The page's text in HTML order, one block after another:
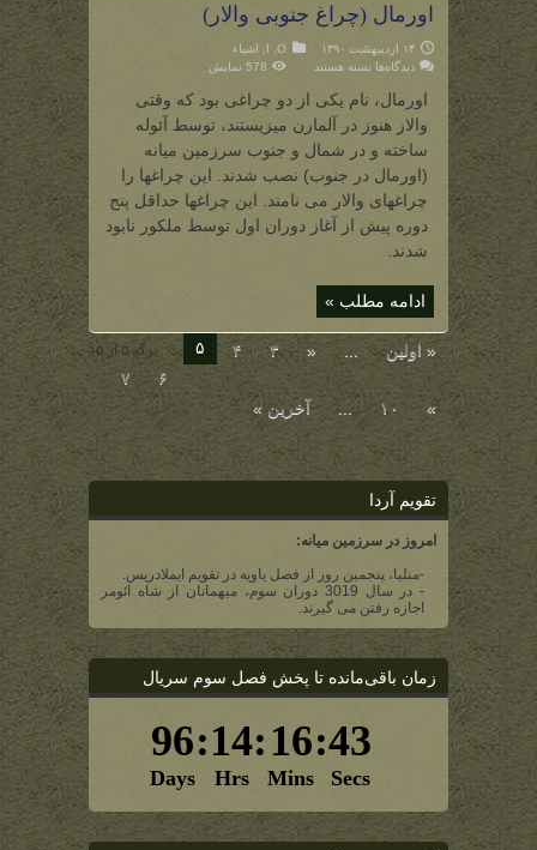
اورمال (چراغ جنوبی والار)
۱۴ اردیبهشت ۱۳۹۰ O ا
اشیاء
دیدگاه‌ها برای
(چراغ
جنوبی
بسته هستند 578 نمایش
اورمال، نام یکی از دو چراغی بود که وقتی
والار هنوز در آلمارن میزیستند، توسط آئوله
ساخته و در شمال و جنوب سرزمین میانه
(اورمال در جنوب) نصب شدند. این چراغها را
چراغهای والار می نامند. این چراغها حداقل پنج
دوره پیش از آغاز دوران اول توسط ملکور نابود
شدند.
ادامه مطلب »
برگه ۵ از ۱۵ « اولین « ۳ ۴
۵
۶
۷
»
۱۰ ... آخرین »
تقویم آردا
امروز در سرزمین میانه:
-منلیا، پنجمین روز از فصل یاویه در تقویم ایملادریس.
- در سال 3019 دوران سوم، میهمانان از شاه ائومر
اجازه رفتن می گیرند.
زمان باقی‌مانده تا پخش فصل سوم سریال